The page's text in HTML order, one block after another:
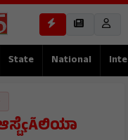
State National